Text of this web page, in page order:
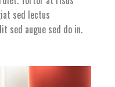
sed lectus
sed augue sed do in.